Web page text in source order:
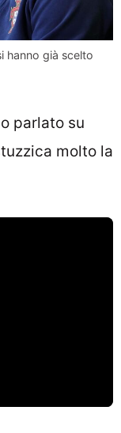
hanno già scelto
parlato su
molto la